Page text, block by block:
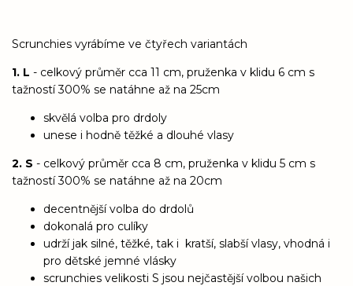
Scrunchies vyrábíme ve čtyřech variantách
1. L - celkový průměr cca 11 cm, pruženka v klidu 6 cm s
tažností 300% se natáhne až na 25cm
skvělá volba pro drdoly
unese i hodně těžké a dlouhé vlasy
2. S - celkový průměr cca 8 cm, pruženka v klidu 5 cm s
tažností 300% se natáhne až na 20cm
decentnější volba do drdolů
dokonalá pro culíky
udrží jak silné, těžké, tak i kratší, slabší vlasy, vhodná i
pro dětské jemné vlásky
scrunchies velikosti S jsou nejčastější volbou našich